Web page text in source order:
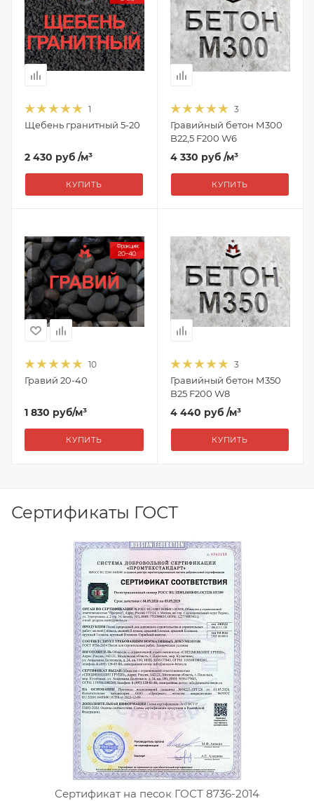
1
Щебень гранитный 5-20
2 430 руб /м³
КУПИТЬ
3
Гравийный бетон М300
B22,5 F200 W6
4 330 руб /м³
КУПИТЬ
10
Гравий 20-40
1 830 руб/м³
КУПИТЬ
3
Гравийный бетон М350
B25 F200 W8
4 440 руб /м³
КУПИТЬ
Сертификаты ГОСТ
Сертификат на песок ГОСТ 8736-2014